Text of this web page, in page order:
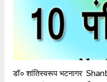
डॉ० शांतिस्वरूप भटनागर